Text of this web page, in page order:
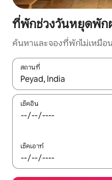
ที่พักช่วงวันหยุดพัก
ค้นหาและจองที่พักไม่เหมือน
สถานที่
ใช้ลูกศรขึ้นลง หรือใช้การสัม
เช็คอิน
เช็คเอาท์